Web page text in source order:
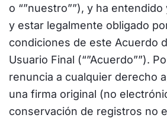
o “”nuestro””), y ha
y estar legalmente obligado
condiciones de este Acuerdo
Usuario Final (“”Acuerdo””).
renuncia a cualquier derecho
una firma original (no
conservación de registros no